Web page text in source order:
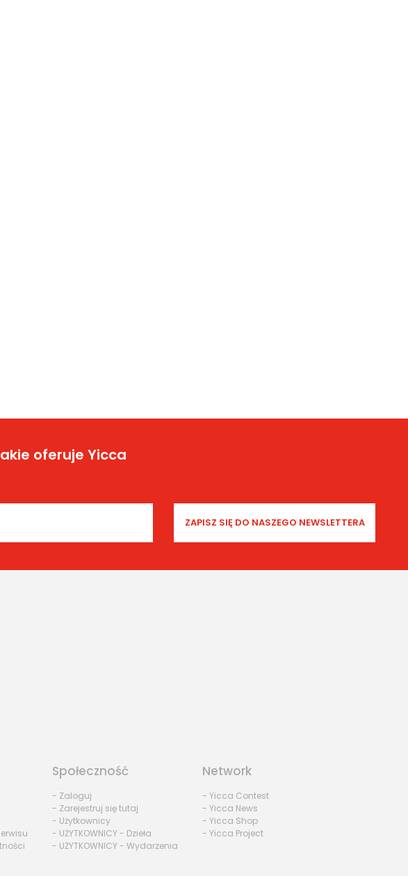
oferuje Yicca
Społeczność
- Zaloguj
- Zarejestruj się tutaj
- Użytkownicy
- UŻYTKOWNICY - Dzieła
- UŻYTKOWNICY - Wydarzenia
Network
- Yicca Contest
- Yicca News
- Yicca Shop
- Yicca Project